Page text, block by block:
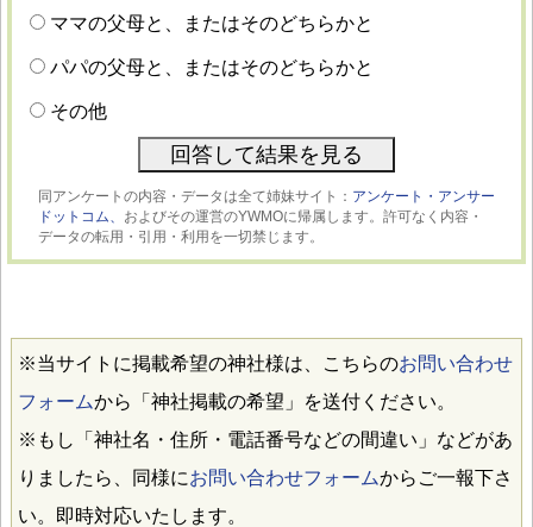
ママの父母と、またはそのどちらかと
パパの父母と、またはそのどちらかと
その他
同アンケートの内容・データは全て姉妹サイト： アンケート・アンサー
ドットコム、 およびその運営のYWMOに帰属します。許可なく内容・
データの転用・引用・利用を一切禁じます。
※当サイトに掲載希望の神社様は、こちらのお問い合わせ
フォームから「神社掲載の希望」を送付ください。
※もし「神社名・住所・電話番号などの間違い」などがあ
りましたら、同様にお問い合わせフォームからご一報下さ
い。即時対応いたします。